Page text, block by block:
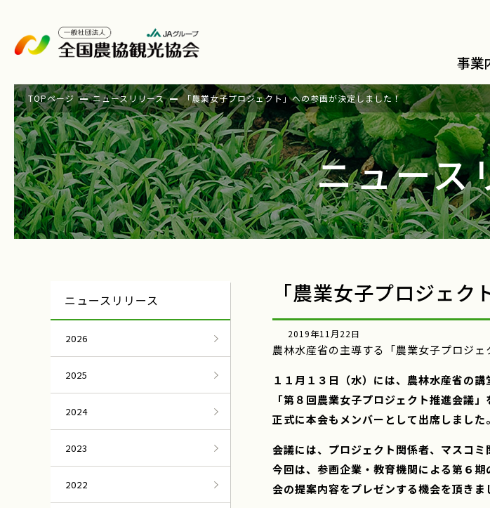
事業
TOPページ ニュースリリース 「農業女子プロジェクト」への参画が決定しました！
ニュース
「農業女子プロジェク
2019年11月22日
農林水産省の主導する「農業女子プロジ
１１月１３日（水）には、農林水産省の講
「第８回農業女子プロジェクト推進会議」
正式に本会もメンバーとして出席しました。
会議には、プロジェクト関係者、マスコミ
今回は、参画企業・教育機関による第６
会の提案内容をプレゼンする機会を頂きま
ニュースリリース
2026
2025
2024
2023
2022